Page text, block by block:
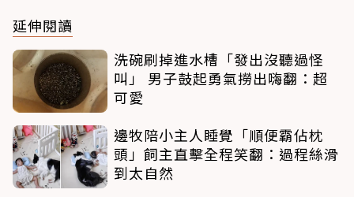
延伸閱讀
洗碗刷掉進水槽「發出沒聽過怪
叫」 男子鼓起勇氣撈出嗨翻：超
可愛
邊牧陪小主人睡覺「順便霸佔枕
頭」飼主直擊全程笑翻：過程絲滑
到太自然